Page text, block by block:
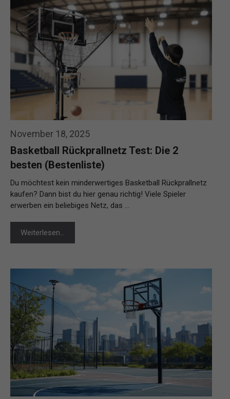
November 18, 2025
Basketball Rückprallnetz Test: Die 2
besten (Bestenliste)
Du möchtest kein minderwertiges Basketball Rückprallnetz
kaufen? Dann bist du hier genau richtig! Viele Spieler
erwerben ein beliebiges Netz, das …
Weiterlesen…